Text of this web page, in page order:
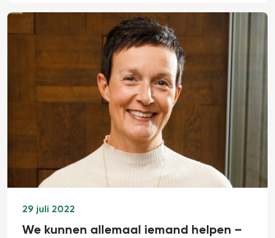
29 juli 2022
We kunnen allemaal iemand helpen –